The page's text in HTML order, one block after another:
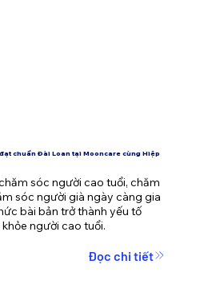
chuẩn Đài Loan tại Mooncare cùng Hiệp
sóc người cao tuổi, chăm
sóc người già ngày càng gia
bài bản trở thành yếu tố
người cao tuổi.
Đọc chi tiết